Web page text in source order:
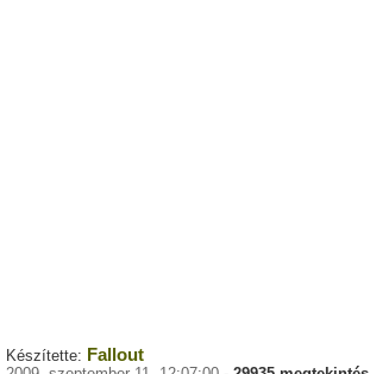
Készítette: Fallout